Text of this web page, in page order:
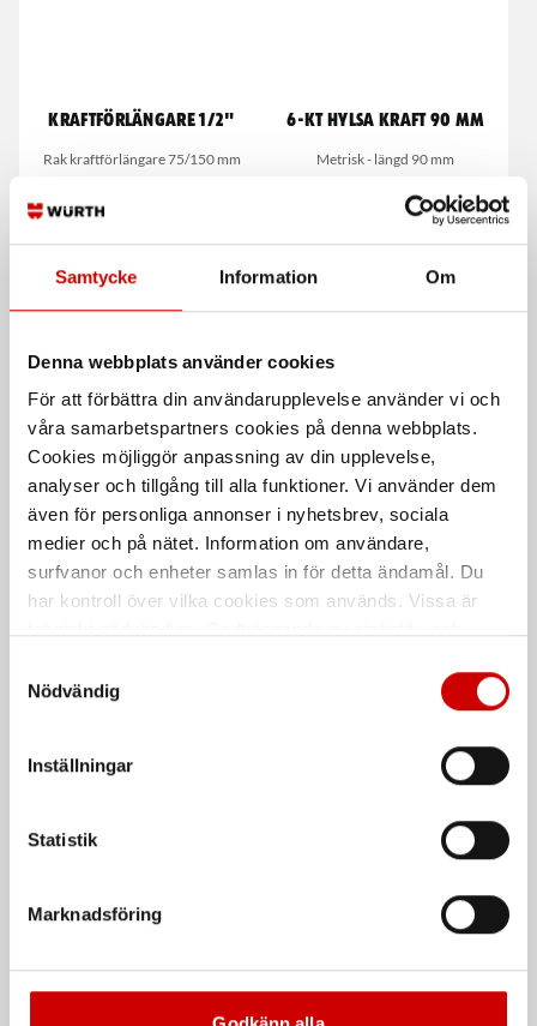
Samtycke Information Om
Denna webbplats använder cookies
För att förbättra din användarupplevelse använder vi och
våra samarbetspartners cookies på denna webbplats.
Cookies möjliggör anpassning av din upplevelse,
analyser och tillgång till alla funktioner. Vi använder dem
även för personliga annonser i nyhetsbrev, sociala
medier och på nätet. Information om användare,
surfvanor och enheter samlas in för detta ändamål. Du
har kontroll över vilka cookies som används. Vissa är
länder utanför EU med olika dataskyddsnormer. Genom
att godkänna samtycker du till sådana överföringar. Läs
Nödvändig
Inställningar
Statistik
Marknadsföring
Kraftförlängare 1/2"
Rak kraftförlängare 75/150 mm
6-kt hylsa kraft 90 mm
Metrisk - längd 90 mm
Wurth
175 och 250 mm
DIN 3121
Rödlackerade utan PVC-överdragna
skänklar
DIN 8976
ISO 8976
De som köpte, köpte även
Kampanj
Kampanj Kampanj